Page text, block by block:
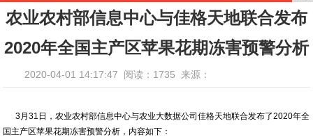
农业农村部信息中心与佳格天地联合发布
2020年全国主产区苹果花期冻害预警分析
2020-04-01 14:17:47 阅读：1735 来源：
3月31日，农业农村部信息中心与农业大数据公司佳格天地联合发布了2020年全
国主产区苹果花期冻害预警分析，内容如下：